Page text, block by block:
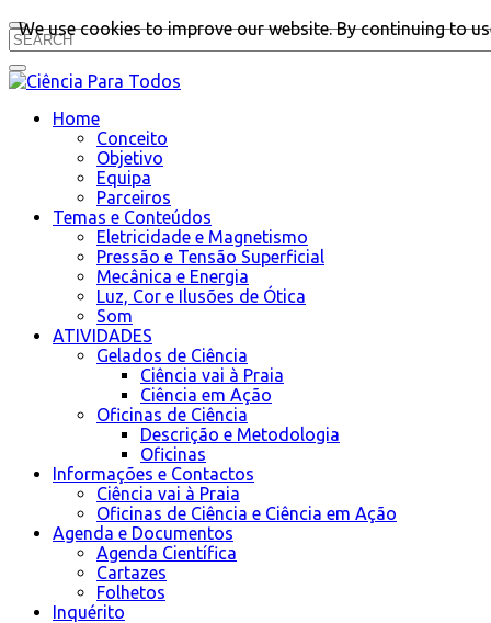
Home
Conceito
Objetivo
Equipa
Parceiros
Temas e Conteúdos
Eletricidade e Magnetismo
Pressão e Tensão Superficial
Mecânica e Energia
Luz, Cor e Ilusões de Ótica
Som
ATIVIDADES
Gelados de Ciência
Ciência vai à Praia
Ciência em Ação
Oficinas de Ciência
Descrição e Metodologia
Oficinas
Informações e Contactos
Ciência vai à Praia
Oficinas de Ciência e Ciência em Ação
Agenda e Documentos
Agenda Científica
Cartazes
Folhetos
Inquérito
We use cookies to improve our website. By continuing to